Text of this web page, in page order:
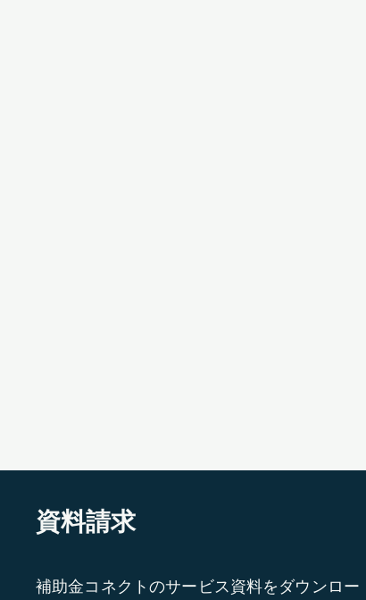
資料請求
補助金コネクトのサービス資料をダウンロー